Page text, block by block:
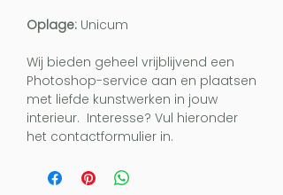
Oplage: Unicum
Wij bieden geheel vrijblijvend een
Photoshop-service aan en plaatsen
met liefde kunstwerken in jouw
interieur. Interesse? Vul hieronder
het contactformulier in.